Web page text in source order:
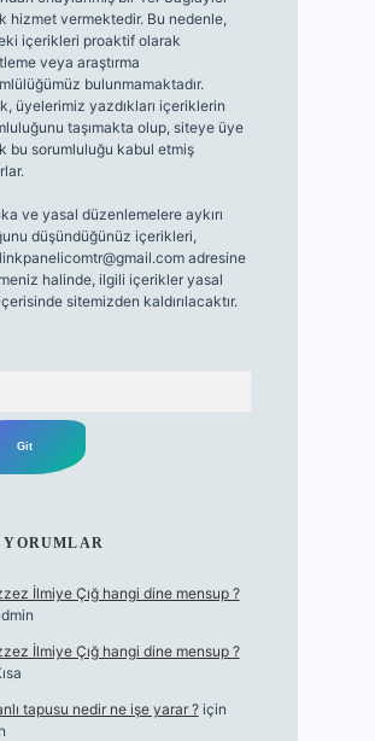
hizmet vermektedir. Bu nedenle,
içerikleri proaktif olarak
veya araştırma
bulunmamaktadır.
üyelerimiz yazdıkları içeriklerin
taşımakta olup, siteye üye
bu sorumluluğu kabul etmiş
ve yasal düzenlemelere aykırı
düşündüğünüz içerikleri,
adresine
halinde, ilgili içerikler yasal
sitemizden kaldırılacaktır.
YORUMLAR
İlmiye Çığ hangi dine mensup ?
İlmiye Çığ hangi dine mensup ?
tapusu nedir ne işe yarar ?için